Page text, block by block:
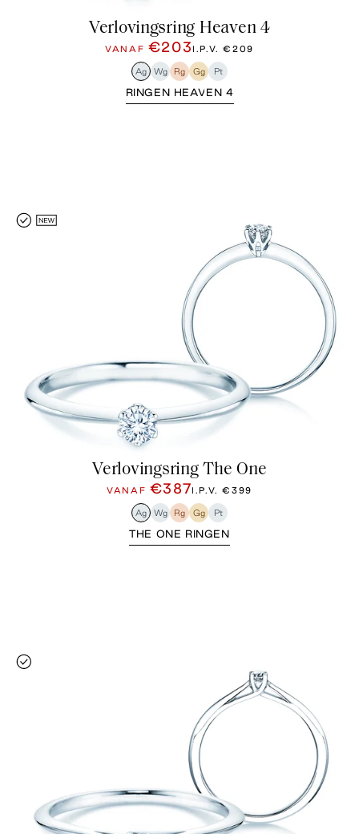
Verlovingsring Heaven 4
VANAF €203I.P.V.€209
Ag Wg Rg Gg Pt
RINGEN HEAVEN 4
Verlovingsring The One
VANAF €387I.P.V.€399
Ag Wg Rg Gg Pt
THE ONE RINGEN